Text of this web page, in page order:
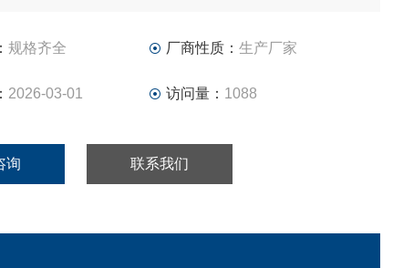
规格齐全 厂商性质： 生产厂家
2026-03-01 访问量： 1088
询 联系我们